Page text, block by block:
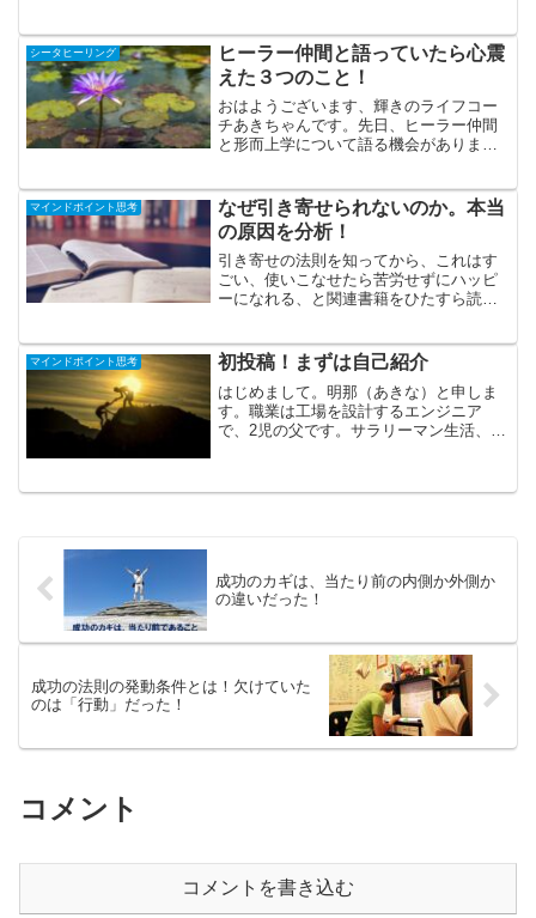
ントと呼んでいるのか、その疑問に答え
ます。マインドポイント、...
シータヒーリング
ヒーラー仲間と語っていたら心震
えた３つのこと！
おはようございます、輝きのライフコー
チあきちゃんです。先日、ヒーラー仲間
と形而上学について語る機会がありまし
ていきたいと思います。形而上学とは？
形而上学とは「けいじじょ...
マインドポイント思考
なぜ引き寄せられないのか。本当
の原因を分析！
引き寄せの法則を知ってから、これはす
ごい、使いこなせたら苦労せずにハッピ
ーになれる、と関連書籍をひたすら読み
できる成果はほとんどありませんでし
た。それから、複数の情報教...
マインドポイント思考 初投稿！まずは自己紹介
はじめまして。明那（あきな）と申しま
す。職業は工場を設計するエンジニア
で、2児の父です。サラリーマン生活、楽
成功のカギは、当たり前の内側か外側か
の違いだった！
成功の法則の発動条件とは！欠けていた
のは「行動」だった！
コメント
コメントを書き込む